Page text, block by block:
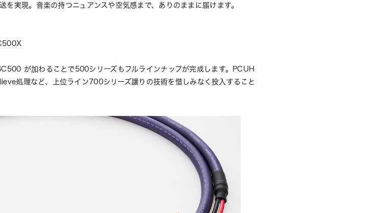
を実現。音楽の持つニュアンスや空気感まで、ありのままに届けます。
が加わることで500シリーズもフルラインナップが完成します。PCUH
処理など、上位ライン700シリーズ譲りの技術を惜しみなく投入すること